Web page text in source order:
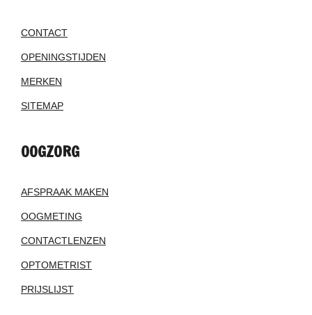
CONTACT
OPENINGSTIJDEN
MERKEN
SITEMAP
OOGZORG
AFSPRAAK MAKEN
OOGMETING
CONTACTLENZEN
OPTOMETRIST
PRIJSLIJST